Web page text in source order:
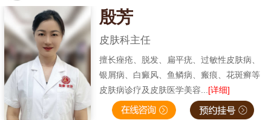
殷芳
皮肤科主任
擅长痤疮、脱发、扁平疣、过敏性皮肤病、
银屑病、白癜风、鱼鳞病、瘢痕、花斑癣等
皮肤病诊疗及皮肤医学美容... [详细]